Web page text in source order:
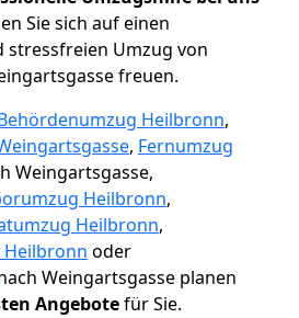
Sie sich auf einen
stressfreien Umzug von
freuen.
Heilbronn,
, Fernumzug
Weingartsgasse,
Heilbronn,
Heilbronn,
oder
Weingartsgasse planen
Angebotefür Sie.